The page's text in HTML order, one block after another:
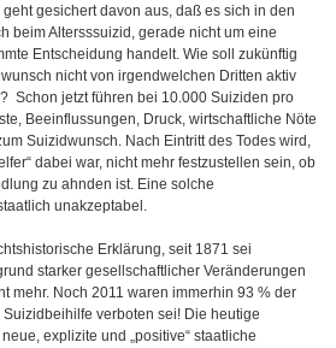
gesichert davon aus, daß es sich in den
beim Altersssuizid, gerade nicht um eine
Entscheidung handelt. Wie soll zukünftig
nicht von irgendwelchen Dritten aktiv
Schon jetzt führen bei 10.000 Suiziden pro
Beeinflussungen, Druck, wirtschaftliche Nöte
Suizidwunsch. Nach Eintritt des Todes wird,
dabei war, nicht mehr festzustellen sein, ob
zu ahnden ist. Eine solche
unakzeptabel.
Erklärung, seit 1871 sei
starker gesellschaftlicher Veränderungen
mehr. Noch 2011 waren immerhin 93 % der
verboten sei! Die heutige
explizite und „positive“ staatliche